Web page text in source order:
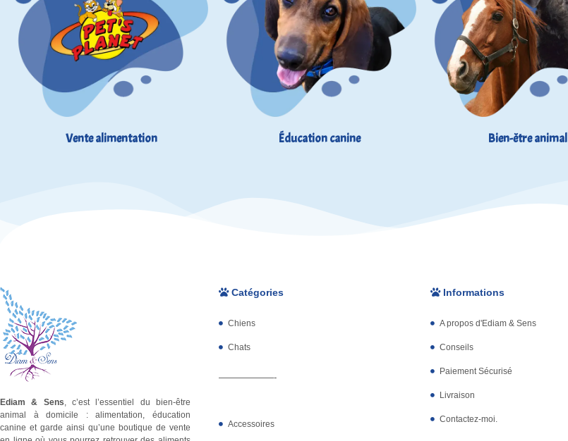
Vente alimentation Éducation canine Bien-être animal
Ediam & Sens , c’est l’essentiel du bien-être
animal à domicile : alimentation, éducation
canine et garde ainsi qu’une boutique de vente
Catégories
Chiens
Chats
——————-
Accessoires
Informations
A propos d'Ediam & Sens
Conseils
Paiement Sécurisé
Livraison
Contactez-moi.